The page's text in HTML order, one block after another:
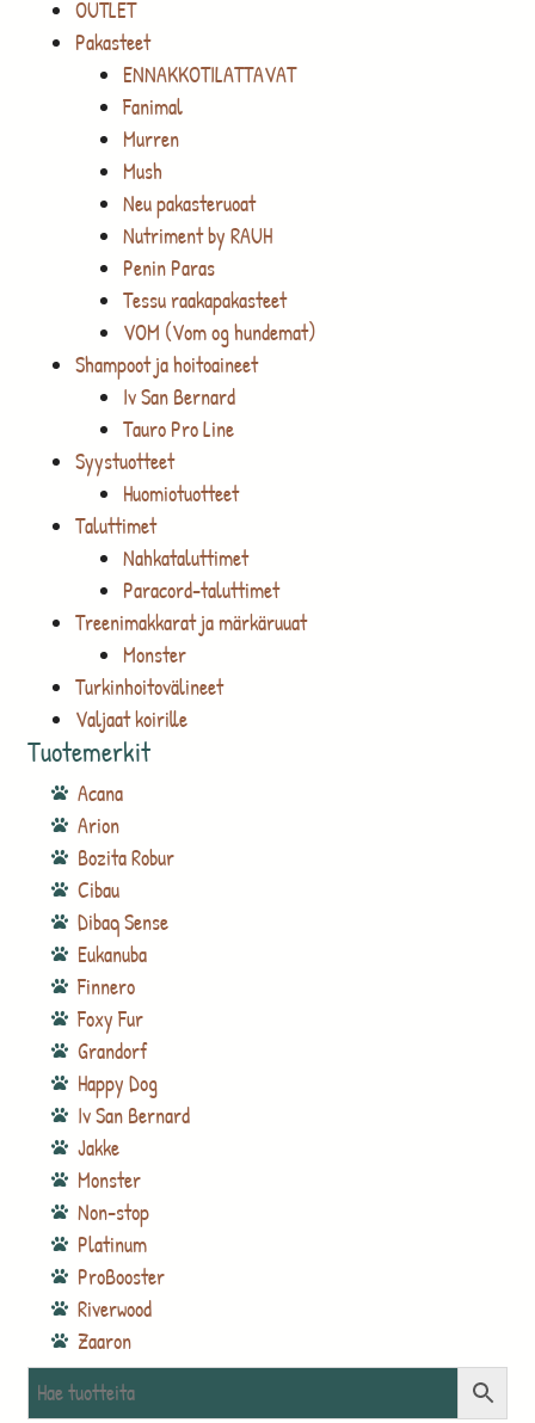
OUTLET
Pakasteet
ENNAKKOTILATTAVAT
Fanimal
Murren
Mush
Neu pakasteruoat
Nutriment by RAUH
Penin Paras
Tessu raakapakasteet
VOM (Vom og hundemat)
Shampoot ja hoitoaineet
Iv San Bernard
Tauro Pro Line
Syystuotteet
Huomiotuotteet
Taluttimet
Nahkataluttimet
Paracord-taluttimet
Treenimakkarat ja märkäruuat
Monster
Turkinhoitovälineet
Valjaat koirille
Tuotemerkit
Acana
Arion
Bozita Robur
Cibau
Dibaq Sense
Eukanuba
Finnero
Foxy Fur
Grandorf
Happy Dog
Iv San Bernard
Jakke
Monster
Non-stop
Platinum
ProBooster
Riverwood
Zaaron